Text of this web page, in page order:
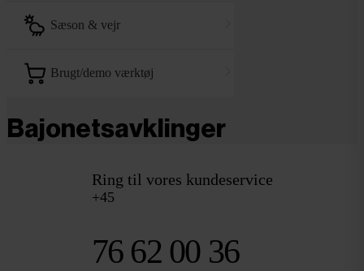
sæson & vejr
brugt/demo værktøj
Bajonetsavklinger
Ring til vores kundeservice
+45
76 62 00 36